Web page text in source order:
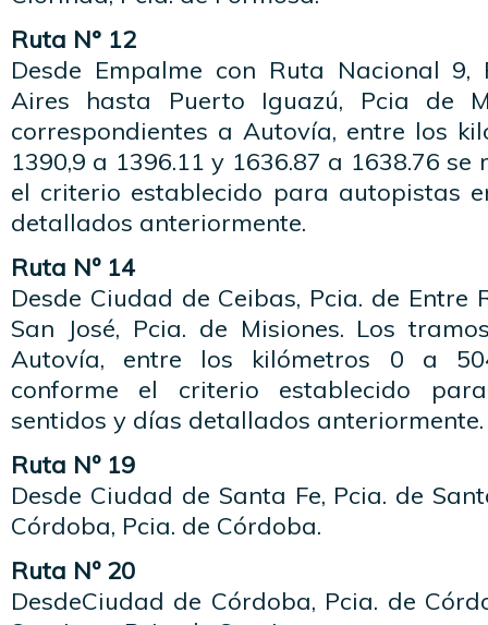
Ruta N° 12
Desde Empalme con Ruta Nacional 9,
Aires hasta Puerto Iguazú, Pcia de
correspondientes a Autovía, entre los
1390,9 a 1396.11 y 1636.87 a 1638.76
el criterio establecido para autopistas
detallados anteriormente.
Ruta Nº 14
Desde Ciudad de Ceibas, Pcia. de Entre
San José, Pcia. de Misiones. Los
Autovía, entre los kilómetros 0 a
conforme el criterio establecido
sentidos y días detallados anteriormente.
Ruta Nº 19
Desde Ciudad de Santa Fe, Pcia. de
Córdoba, Pcia. de Córdoba.
Ruta Nº 20
DesdeCiudad de Córdoba, Pcia. de